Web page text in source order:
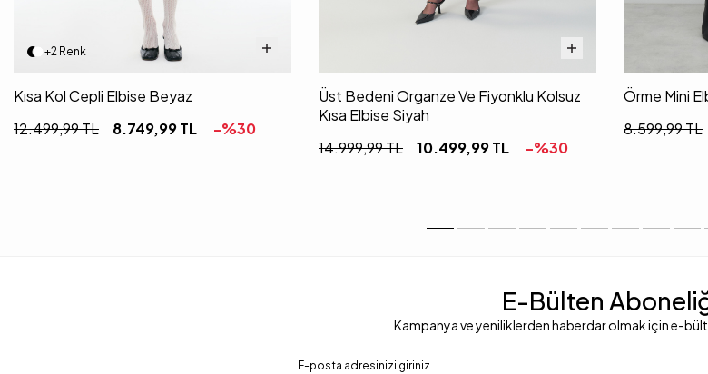
+2 Renk
Kısa Kol Cepli Elbise Beyaz
12.499,99TL 8.749,99TL -%30
Üst Bedeni Organze Ve Fiyonklu Kolsuz
Kısa Elbise Siyah
14.999,99TL 10.499,99TL -%30
Örme Mini
8.599,99TL
E-Bülten
Kampanya ve yeniliklerden haberdar olmak için e-